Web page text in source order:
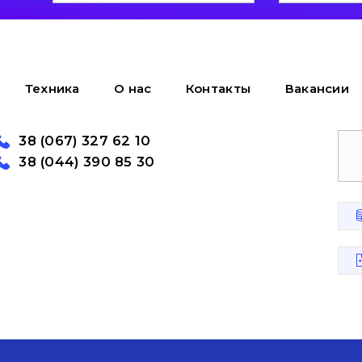
Техника О нас Контакты Вакансии
38 (067) 327 62 10
38 (044) 390 85 30